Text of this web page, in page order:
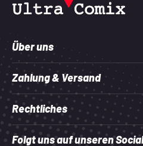
Über uns
Zahlung & Versand
Rechtliches
Folgt uns auf unseren